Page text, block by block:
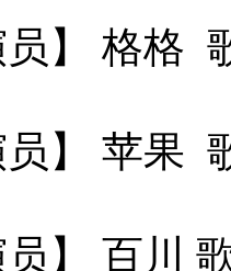
员】 格格
员】 苹果
员】 百川